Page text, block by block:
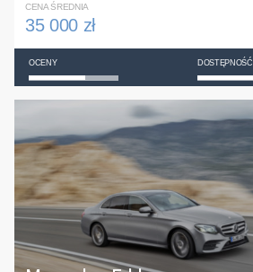
CENA ŚREDNIA
35 000 zł
OCENY DOSTĘPNOŚĆ